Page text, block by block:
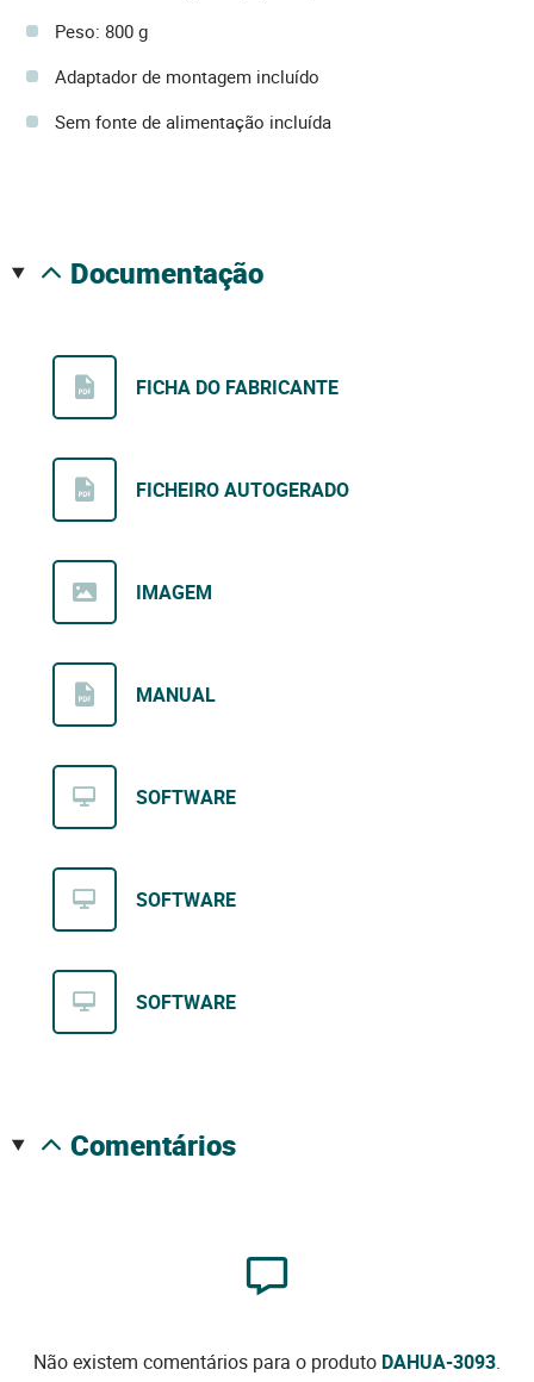
Peso: 800 g
Adaptador de montagem incluído
Sem fonte de alimentação incluída
documentação
FICHA DO FABRICANTE
FICHEIRO AUTOGERADO
IMAGEM
MANUAL
SOFTWARE
SOFTWARE
SOFTWARE
comentários
Não existem comentários para o produto DAHUA-3093.